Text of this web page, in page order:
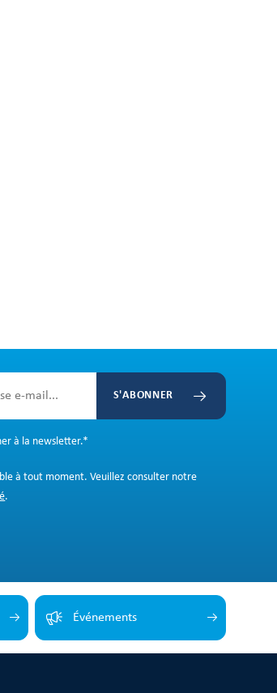
S'ABONNER
à la newsletter.*
à tout moment. Veuillez consulter notre
.
Événements